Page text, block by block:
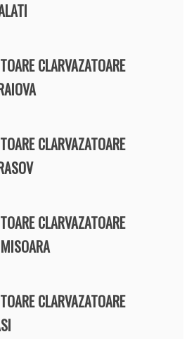
CLARVAZATOARE
CLARVAZATOARE
CLARVAZATOARE
CLARVAZATOARE